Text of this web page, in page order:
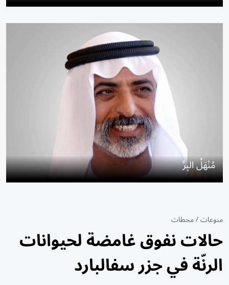
مُنْهَلُ البِرِّ
منوعات/محطات
حالات نفوق غامضة لحيوانات
الرنّة في جزر سفالبارد